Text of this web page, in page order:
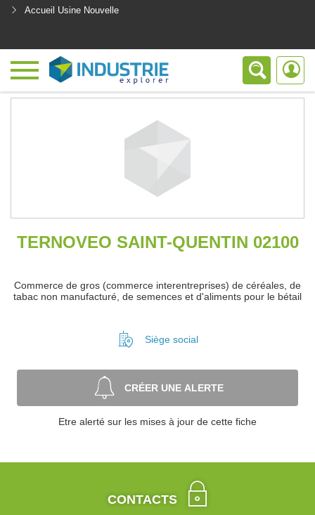
Accueil Usine Nouvelle
TERNOVEO SAINT-QUENTIN 02100
Commerce de gros (commerce interentreprises) de céréales, de
tabac non manufacturé, de semences et d'aliments pour le bétail
Siège social
CRÉER UNE ALERTE
Etre alerté sur les mises à jour de cette fiche
CONTACTS